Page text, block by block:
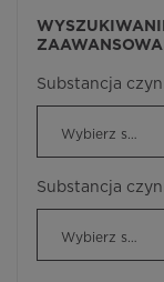
Substancja
Substancja